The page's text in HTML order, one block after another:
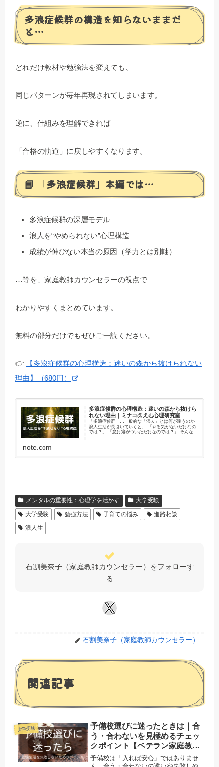
多浪症候群の構造を知らないままだ
と…
どれだけ教材や勉強法を変えても、
同じパターンが毎年再現されてしまいます。
逆に、仕組みを理解できれば
「合格の軌道」に戻しやすくなります。
📘 「多浪症候群」本編では…
多浪症候群の深層モデル
浪人を“やめられない”心理構造
成績が伸びない本当の原因（学力とは別軸）
…等を、家庭教師カウンセラーの視点で
わかりやすくまとめています。
無料の部分だけでもぜひご一読ください。
👉
【多浪症候群の心理構造：迷いの森から抜けられない
理由】（680円）
多浪症候群の心理構造：迷いの森から抜けら
れない理由｜ミナコ@えむ心理研究室
「多浪症候群」…一般的な「浪人」とは何が違うのか
浪人生活が長引いていくと、 「やる気がないだけなの
では？」 「怠け癖がついただけなのでは？」 そんな言
note.com
メンタルの重要性：心理学を活かす
大学受験
大学受験
勉強方法 子育ての悩み
進路相談
浪人生
石割美奈子（家庭教師カウンセラー）をフォローす
る
石割美奈子（家庭教師カウンセラー）
関連記事
大学受験
予備校選びに迷ったときは｜合
う・合わないを見極めるチェッ
クポイント【ベテラン家庭教
師・臨床心理士が解説】
予備校は「入れば安心」ではありませ